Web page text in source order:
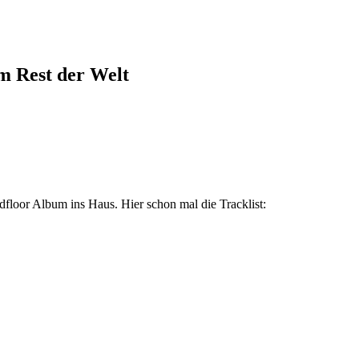
Rest der Welt
Album ins Haus. Hier schon mal die Tracklist: